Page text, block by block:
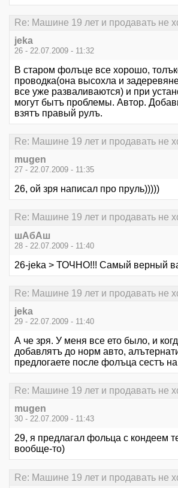
Re: Машине 19 лет и продавать не
jeka
26 - 22.07.2009 - 11:32
В старом фолъце все хорошо,
проводка(она высохла и
все уже разваливаются) и при
могут бытъ проблемы. Автор.
взятъ правый рулъ.
Re: Машине 19 лет и продавать не
mugen
27 - 22.07.2009 - 11:35
26, ой зря написал про пруль)))))
Re: Машине 19 лет и продавать не
шАбАш
28 - 22.07.2009 - 11:40
26-jeka > ТОЧНО!!! Самый верный
Re: Машине 19 лет и продавать не
jeka
29 - 22.07.2009 - 11:40
А че зря. У меня все ето было, и
добавлятъ до норм авто,
предлогаете после фолъца сестъ
Re: Машине 19 лет и продавать не
mugen
30 - 22.07.2009 - 11:43
29, я предлагал фольца с кондеем
вообще-то)
Re: Машине 19 лет и продавать не